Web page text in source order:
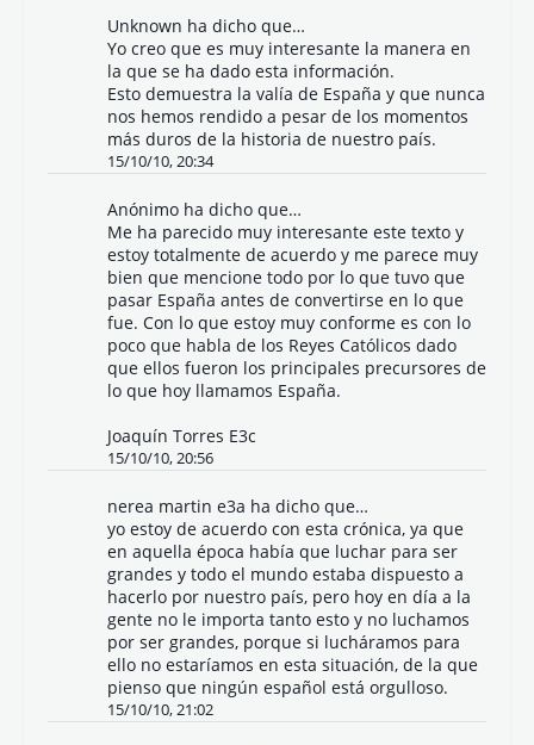
Unknown ha dicho que…
Yo creo que es muy interesante la manera en
la que se ha dado esta información.
Esto demuestra la valía de España y que nunca
nos hemos rendido a pesar de los momentos
más duros de la historia de nuestro país.
15/10/10, 20:34
Anónimo ha dicho que…
Me ha parecido muy interesante este texto y
estoy totalmente de acuerdo y me parece muy
bien que mencione todo por lo que tuvo que
pasar España antes de convertirse en lo que
fue. Con lo que estoy muy conforme es con lo
poco que habla de los Reyes Católicos dado
que ellos fueron los principales precursores de
lo que hoy llamamos España.
Joaquín Torres E3c
15/10/10, 20:56
nerea martin e3a ha dicho que…
yo estoy de acuerdo con esta crónica, ya que
en aquella época había que luchar para ser
grandes y todo el mundo estaba dispuesto a
hacerlo por nuestro país, pero hoy en día a la
gente no le importa tanto esto y no luchamos
por ser grandes, porque si lucháramos para
ello no estaríamos en esta situación, de la que
pienso que ningún español está orgulloso.
15/10/10, 21:02